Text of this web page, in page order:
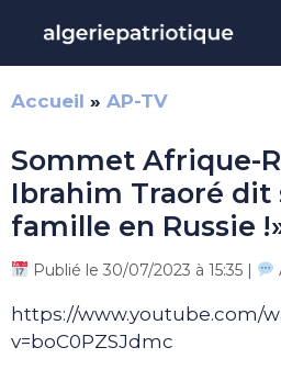
contenu
Accueil » AP-TV
Sommet Afrique-
Ibrahim Traoré dit
famille en Russie
Publié le 30/07/2023 à 15:35 |
https://www.youtube.com/
v=boC0PZSJdmc